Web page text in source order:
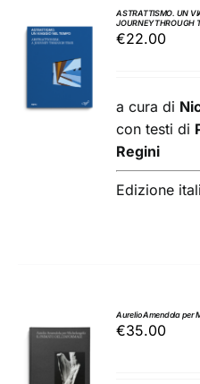
AGGIUNGI
CARRELLO
DETTAGLI
ASTRATTISMO. UN
JOURNEY THROUGH
€22.00
a cura di
con testi di
Regini
Edizione
AGGIUNGI
AL
CARRELLO
Aurelio Amendola per
€35.00